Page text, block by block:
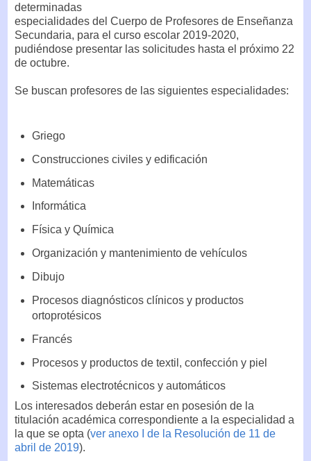
determinadas
especialidades del Cuerpo de Profesores de Enseñanza
Secundaria, para el curso escolar 2019-2020,
pudiéndose presentar las solicitudes hasta el próximo 22
de octubre.
Se buscan profesores de las siguientes especialidades:
Griego
Construcciones civiles y edificación
Matemáticas
Informática
Física y Química
Organización y mantenimiento de vehículos
Dibujo
Procesos diagnósticos clínicos y productos
ortoprotésicos
Francés
Procesos y productos de textil, confección y piel
Sistemas electrotécnicos y automáticos
Los interesados deberán estar en posesión de la
titulación académica correspondiente a la especialidad a
la que se opta (ver anexo I de la Resolución de 11 de
abril de 2019).